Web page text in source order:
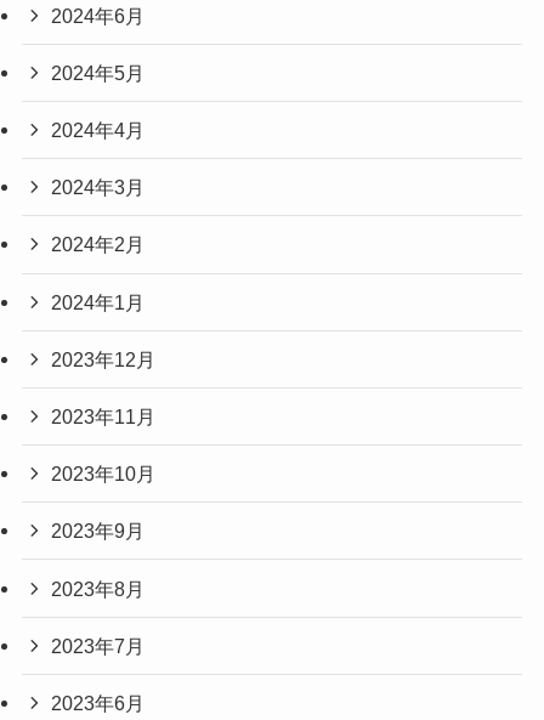
2024年6月
2024年5月
2024年4月
2024年3月
2024年2月
2024年1月
2023年12月
2023年11月
2023年10月
2023年9月
2023年8月
2023年7月
2023年6月